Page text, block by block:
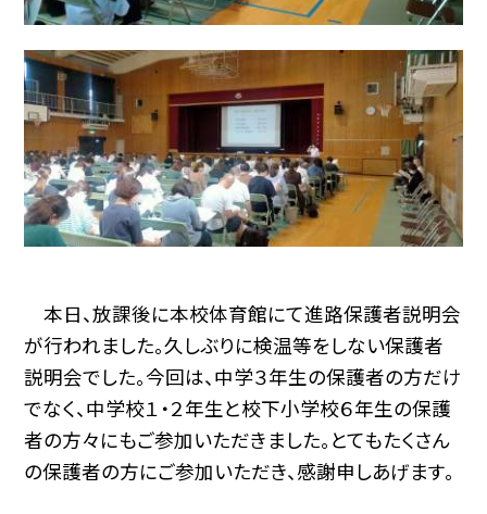
本日、放課後に本校体育館にて進路保護者説明会
が行われました。久しぶりに検温等をしない保護者
説明会でした。今回は、中学３年生の保護者の方だけ
でなく、中学校１・２年生と校下小学校６年生の保護
者の方々にもご参加いただきました。とてもたくさん
の保護者の方にご参加いただき、感謝申しあげます。